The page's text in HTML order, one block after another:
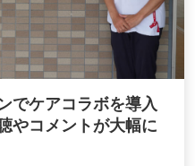
でケアコラボを導入
やコメントが大幅に